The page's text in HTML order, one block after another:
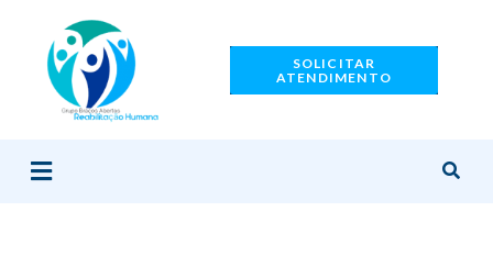
conteúdo
SOLICITAR
ATENDIMENTO
Menu